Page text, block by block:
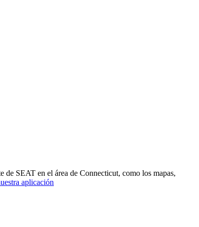
de SEAT en el área de Connecticut, como los mapas,
aplicación